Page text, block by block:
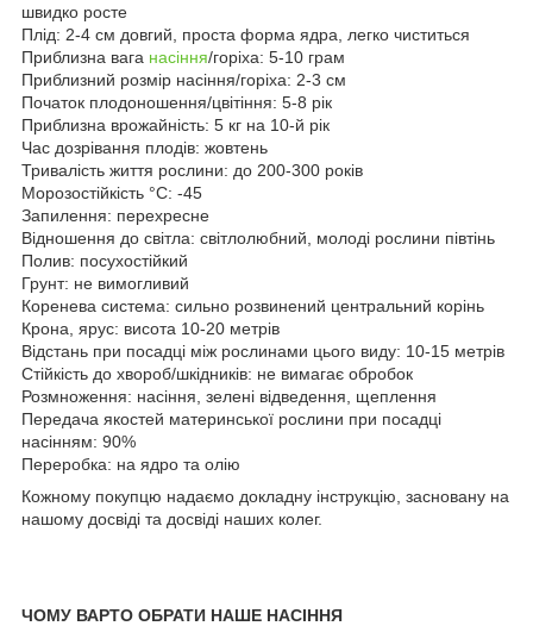
швидко росте
Плід: 2-4 см довгий, проста форма ядра, легко чиститься
Приблизна вага насіння/горіха: 5-10 грам
Приблизний розмір насіння/горіха: 2-3 см
Початок плодоношення/цвітіння: 5-8 рік
Приблизна врожайність: 5 кг на 10-й рік
Час дозрівання плодів: жовтень
Тривалість життя рослини: до 200-300 років
Морозостійкість °C: -45
Запилення: перехресне
Відношення до світла: світлолюбний, молоді рослини півтінь
Полив: посухостійкий
Грунт: не вимогливий
Коренева система: сильно розвинений центральний корінь
Крона, ярус: висота 10-20 метрів
Відстань при посадці між рослинами цього виду: 10-15 метрів
Стійкість до хвороб/шкідників: не вимагає обробок
Розмноження: насіння, зелені відведення, щеплення
Передача якостей материнської рослини при посадці
насінням: 90%
Переробка: на ядро ​​та олію
Кожному покупцю надаємо докладну інструкцію, засновану на
нашому досвіді та досвіді наших колег.
ЧОМУ ВАРТО ОБРАТИ НАШЕ НАСІННЯ